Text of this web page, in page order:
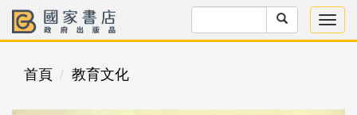
首頁 教育文化